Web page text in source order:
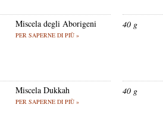
Miscela degli Aborigeni
PER SAPERNE DI PIÙ »
40 g
Miscela Dukkah
PER SAPERNE DI PIÙ »
40 g